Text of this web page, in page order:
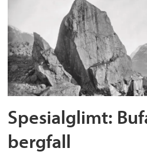
Spesialglimt:
bergfall